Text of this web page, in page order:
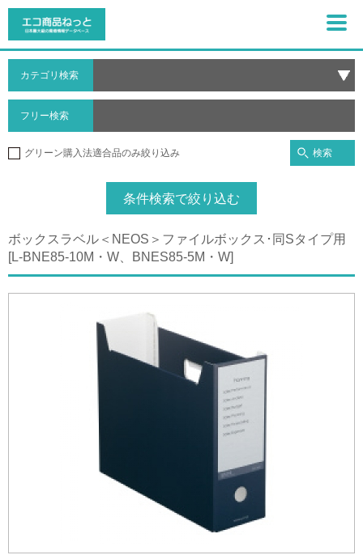
カテゴリ検索
フリー検索
グリーン購入法適合品のみ絞り込み 検索
条件検索で絞り込む
ボックスラベル＜NEOS＞ファイルボックス･同Sタイプ用
[L-BNE85-10M・W、BNES85-5M・W]